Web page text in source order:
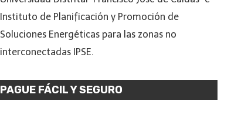
Instituto de Planificación y Promoción de
Soluciones Energéticas para las zonas no
interconectadas IPSE.
PAGUE FÁCIL Y SEGURO